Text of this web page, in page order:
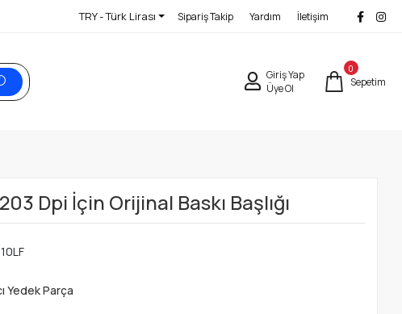
TRY - Türk Lirası Sipariş Takip Yardım İletişim
Giriş Yap
Üye Ol
0
Sepetim
Dpi İçin Orijinal Baskı Başlığı
Yedek Parça